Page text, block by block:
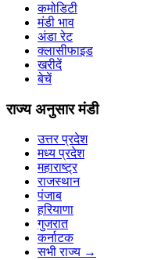
कमोडिटी
मंडी भाव
अंडा रेट
क्लासीफाइड
खरीदें
बेचें
राज्य अनुसार मंडी
उत्तर प्रदेश
मध्य प्रदेश
महाराष्ट्र
राजस्थान
पंजाब
हरियाणा
गुजरात
कर्नाटक
सभी राज्य →